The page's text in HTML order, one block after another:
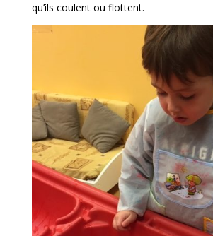
qu’ils coulent ou flottent.